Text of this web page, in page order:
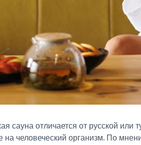
отличается от русской или
на человеческий организм. По